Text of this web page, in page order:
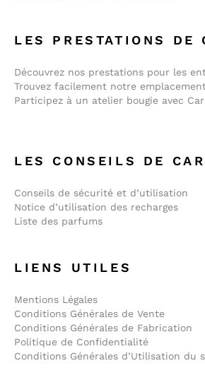
LES PRESTATIONS DE
Découvrez nos prestations pour les
Trouvez facilement notre
Participez à un atelier bougie avec
LES CONSEILS DE
Conseils de sécurité et d’utilisation
Notice d’utilisation des recharges
Liste des parfums
LIENS UTILES
Mentions Légales
Conditions Générales de Vente
Conditions Générales de Fabrication
Politique de Confidentialité
Conditions Générales d’Utilisation du